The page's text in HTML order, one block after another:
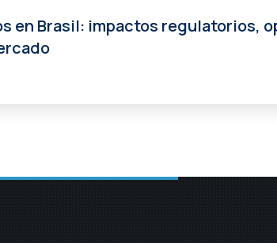
en Brasil: impactos regulatorios,